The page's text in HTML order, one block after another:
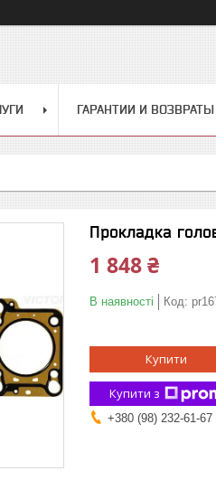
ГАРАНТИИ И ВОЗВРАТЫ
Прокладка
1 848 ₴
В наявності Код:
Купити
Купити з
+380 (98) 232-61-67